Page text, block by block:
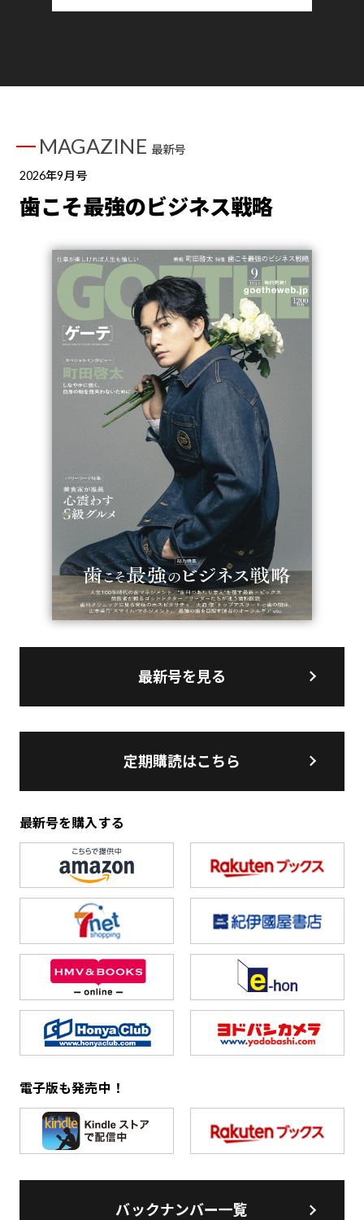
MAGAZINE 最新号
2026年9月号
歯こそ最強のビジネス戦略
最新号を見る
定期購読はこちら
最新号を購入する
電子版も発売中！
バックナンバー一覧